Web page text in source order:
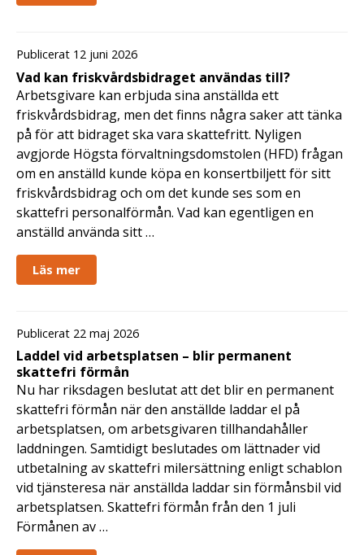
Publicerat 12 juni 2026
Vad kan friskvårdsbidraget användas till?
Arbetsgivare kan erbjuda sina anställda ett
friskvårdsbidrag, men det finns några saker att tänka
på för att bidraget ska vara skattefritt. Nyligen
avgjorde Högsta förvaltningsdomstolen (HFD) frågan
om en anställd kunde köpa en konsertbiljett för sitt
friskvårdsbidrag och om det kunde ses som en
skattefri personalförmån. Vad kan egentligen en
anställd använda sitt …
Läs mer
Publicerat 22 maj 2026
Laddel vid arbetsplatsen – blir permanent
skattefri förmån
Nu har riksdagen beslutat att det blir en permanent
skattefri förmån när den anställde laddar el på
arbetsplatsen, om arbetsgivaren tillhandahåller
laddningen. Samtidigt beslutades om lättnader vid
utbetalning av skattefri milersättning enligt schablon
vid tjänsteresa när anställda laddar sin förmånsbil vid
arbetsplatsen. Skattefri förmån från den 1 juli
Förmånen av …